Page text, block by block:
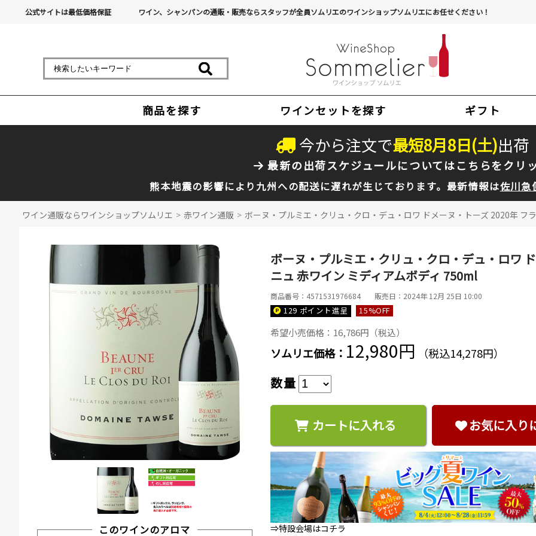
公式サイトは最低価格保証 ワイン、シャンパンの通販・販売ならスタッフが全員ソムリエのワインショップソムリエにお任せください！
商品を探す ワインセットを探す ギフト
今から注文で最短8月8日(土)出荷
最新の出荷スケジュールについてはこちらをクリ
熊本地震の影響により九州への配送に遅れが生じております。最新情報は佐川急
ワイン通販ならワインショップソムリエ > 赤ワイン通販 > ボーヌ・プルミエ・クリュ・クロ・デュ・ロワ ドメーヌ・トーズ 2020年
このワインのアロマ
ボーヌ・プルミエ・クリュ・クロ・デュ・ロワ
ニュ 赤ワイン ミディアムボディ 750ml
商品番号：4571531976684 販売日：2024年 12月 25日 10:00
129 ポイント進呈 15%OFF
希望小売価格：16,786円（税込）
ソムリエ価格： 12,980円 （税込14,278円）
数量
カートに入れる お気に入り
⇒特設会場はコチラ